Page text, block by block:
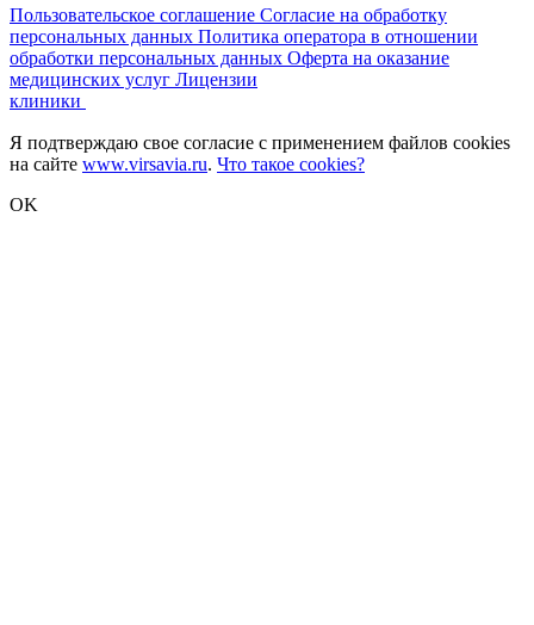
Пользовательское соглашение Согласие на обработку
персональных данных Политика оператора в отношении
обработки персональных данных Оферта на оказание
медицинских услуг Лицензии
клиники
Я подтверждаю свое согласие с применением файлов cookies
на сайте www.virsavia.ru. Что такое cookies?
OK